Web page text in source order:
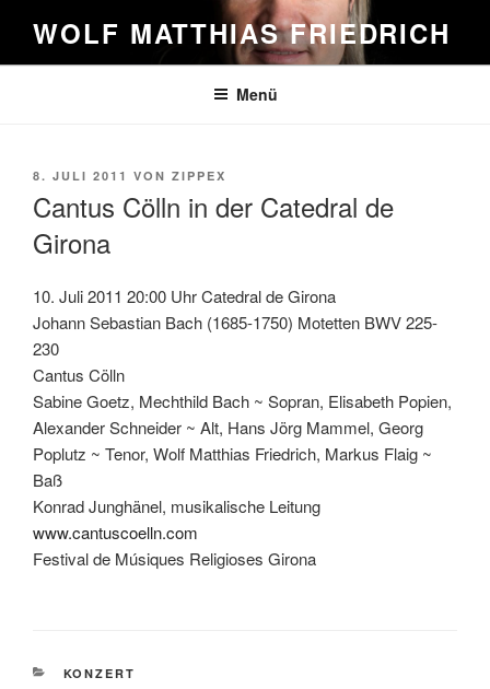
Inhalt
springen
WOLF MATTHIAS FRIEDRICH
Menü
VERÖFFENTLICHT
8. JULI 2011 VON ZIPPEX
Cantus Cölln in der Catedral de
Girona
10. Juli 2011 20:00 Uhr Catedral de Girona
Johann Sebastian Bach (1685-1750) Motetten BWV 225-
230
Cantus Cölln
Sabine Goetz, Mechthild Bach ~ Sopran, Elisabeth Popien,
Alexander Schneider ~ Alt, Hans Jörg Mammel, Georg
Poplutz ~ Tenor, Wolf Matthias Friedrich, Markus Flaig ~
Baß
Konrad Junghänel, musikalische Leitung
www.cantuscoelln.com
Festival de Músiques Religioses Girona
KATEGORIEN
KONZERT